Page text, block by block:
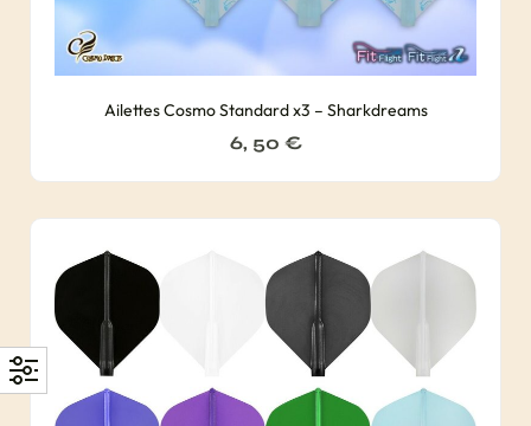
Ailettes Cosmo Standard x3 – Sharkdreams
6, 50 €